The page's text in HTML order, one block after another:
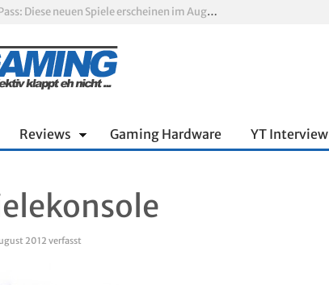
Xbox Game Pass: Diese neuen Spiele erscheinen im August 2026
Sony fehlt zum siebten Mal in Folge
Test: Entspannter Aufbau über den Wolken
Reviews Gaming Hardware YT Interview
2012 verfasst